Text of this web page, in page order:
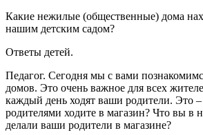
Какие нежилые (общественные) дома
нашим детским садом?
Ответы детей.
Педагог. Сегодня мы с вами
домов. Это очень важное для всех
каждый день ходят ваши родители. Это
родителями ходите в магазин? Что вы в
делали ваши родители в магазине?